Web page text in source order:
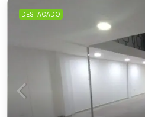
DESTACADO